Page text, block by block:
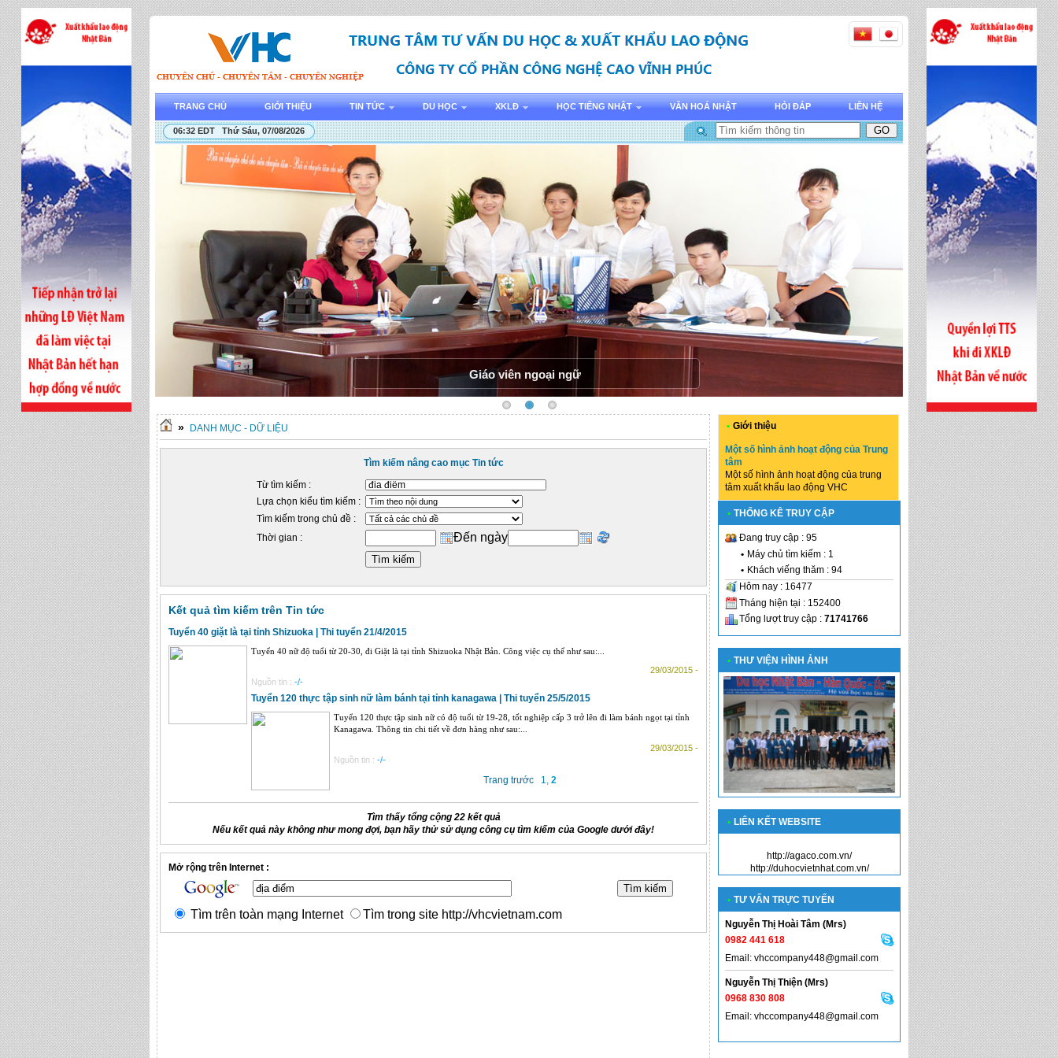
TRANG CHỦ GIỚI THIỆU TIN TỨC DU HỌC XKLĐ HỌC TIẾNG NHẬT VĂN HOÁ NHẬT HỎI ĐÁP LIÊN HỆ
06:32 EDT Thứ Sáu, 07/08/2026
Giáo viên ngoại ngữ
» DANH MỤC - DỮ LIỆU
Tìm kiếm nâng cao mục Tin tức
Từ tìm kiếm :
Lựa chọn kiểu tìm kiếm :
Tìm kiếm trong chủ đề :
Thời gian :
Đến ngày
Kết quả tìm kiếm trên Tin tức
Tuyển 40 giặt là tại tỉnh Shizuoka | Thi tuyển 21/4/2015
Tuyển 40 nữ độ tuổi từ 20-30, đi Giặt là tại tỉnh Shizuoka Nhật Bản. Công việc cụ thể như sau:...
29/03/2015 -
Nguồn tin : -/-
Tuyển 120 thực tập sinh nữ làm bánh tại tỉnh kanagawa | Thi tuyển 25/5/2015
Tuyển 120 thực tập sinh nữ có độ tuổi từ 19-28, tốt nghiệp cấp 3 trở lên đi làm bánh ngọt tại tỉnh
Kanagawa. Thông tin chi tiết về đơn hàng như sau:...
29/03/2015 -
Nguồn tin : -/-
Trang trước 1, 2
Tìm thấy tổng cộng 22 kết quả
Nếu kết quả này không như mong đợi, bạn hãy thử sử dụng công cụ tìm kiếm của Google dưới đây!
Mở rộng trên Internet :
Tìm trên toàn mạng Internet Tìm trong site http://vhcvietnam.com
• Giới thiệu
Một số hình ảnh hoạt động của Trung
tâm
Một số hình ảnh hoạt động của trung
tâm xuất khẩu lao động VHC
• THỐNG KÊ TRUY CẬP
Đang truy cập : 95
• Máy chủ tìm kiếm : 1
• Khách viếng thăm : 94
Hôm nay : 16477
Tháng hiện tại : 152400
Tổng lượt truy cập : 71741766
• THƯ VIỆN HÌNH ẢNH
• LIÊN KẾT WEBSITE
http://agaco.com.vn/
http://duhocvietnhat.com.vn/
• TƯ VẤN TRỰC TUYẾN
Nguyễn Thị Hoài Tâm (Mrs)
0982 441 618
Email: vhccompany448@gmail.com
Nguyễn Thị Thiện (Mrs)
0968 830 808
Email: vhccompany448@gmail.com